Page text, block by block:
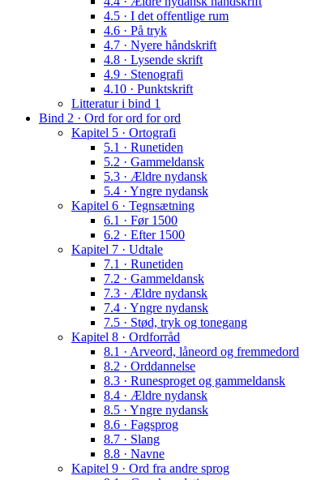
4.5 · I det offentlige rum
4.6 · På tryk
4.7 · Nyere håndskrift
4.8 · Lysende skrift
4.9 · Stenografi
4.10 · Punktskrift
Litteratur i bind 1
Bind 2 · Ord for ord for ord
Kapitel 5 · Ortografi
5.1 · Runetiden
5.2 · Gammeldansk
5.3 · Ældre nydansk
5.4 · Yngre nydansk
Kapitel 6 · Tegnsætning
6.1 · Før 1500
6.2 · Efter 1500
Kapitel 7 · Udtale
7.1 · Runetiden
7.2 · Gammeldansk
7.3 · Ældre nydansk
7.4 · Yngre nydansk
7.5 · Stød, tryk og tonegang
Kapitel 8 · Ordforråd
8.1 · Arveord, låneord og fremmedord
8.2 · Orddannelse
8.3 · Runesproget og gammeldansk
8.4 · Ældre nydansk
8.5 · Yngre nydansk
8.6 · Fagsprog
8.7 · Slang
8.8 · Navne
Kapitel 9 · Ord fra andre sprog